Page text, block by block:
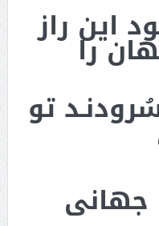
این راز
را
تو
جهانی